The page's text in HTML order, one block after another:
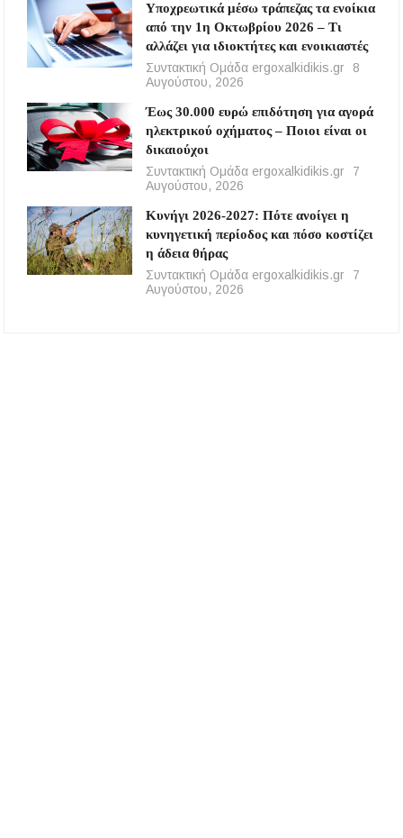
Υποχρεωτικά μέσω τράπεζας τα ενοίκια
από την 1η Οκτωβρίου 2026 – Τι
αλλάζει για ιδιοκτήτες και ενοικιαστές
Συντακτική Ομάδα ergoxalkidikis.gr
8
Αυγούστου, 2026
Έως 30.000 ευρώ επιδότηση για αγορά
ηλεκτρικού οχήματος – Ποιοι είναι οι
δικαιούχοι
Συντακτική Ομάδα ergoxalkidikis.gr
7
Αυγούστου, 2026
Κυνήγι 2026-2027: Πότε ανοίγει η
κυνηγετική περίοδος και πόσο κοστίζει
η άδεια θήρας
Συντακτική Ομάδα ergoxalkidikis.gr
7
Αυγούστου, 2026